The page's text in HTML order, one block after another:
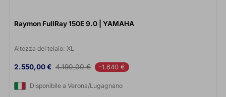
Raymon FullRay 150E 9.0 | YAMAHA
Altezza del telaio: XL
Prezzo
2.550,00 € Prezzo base
4.190,00 € -1.640 €
Disponibile a Verona/Lugagnano